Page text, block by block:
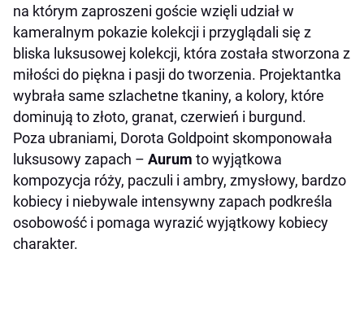
na którym zaproszeni goście wzięli udział w
kameralnym pokazie kolekcji i przyglądali się z
bliska luksusowej kolekcji, która została stworzona z
miłości do piękna i pasji do tworzenia. Projektantka
wybrała same szlachetne tkaniny, a kolory, które
dominują to złoto, granat, czerwień i burgund.
Poza ubraniami, Dorota Goldpoint skomponowała
luksusowy zapach – Aurum to wyjątkowa
kompozycja róży, paczuli i ambry, zmysłowy, bardzo
kobiecy i niebywale intensywny zapach podkreśla
osobowość i pomaga wyrazić wyjątkowy kobiecy
charakter.